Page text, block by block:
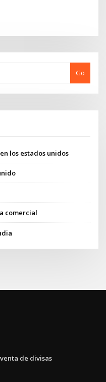
Go
los estados unidos
comercial
de divisas